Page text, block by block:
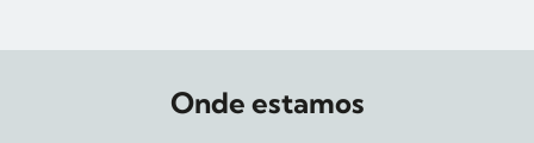
Onde estamos